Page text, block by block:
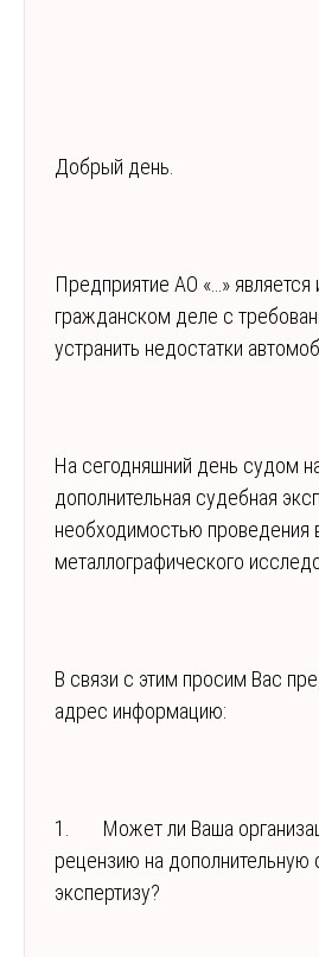
Добрый день.
Предприятие АО «…» является
гражданском деле с
устранить недостатки
На сегодняшний день судом
дополнительная судебная
необходимостью проведения
металлографического
В связи с этим просим Вас
адрес информацию:
1. Может ли Ваша
рецензию на дополнительную
экспертизу?